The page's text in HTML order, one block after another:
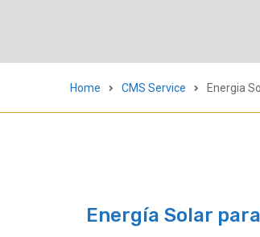
Home CMS Service Energia
Energía Solar